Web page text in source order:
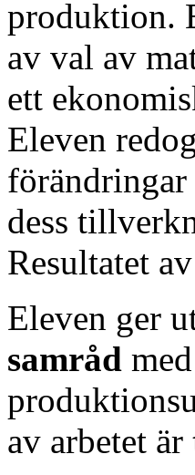
produktion.
av val av
ett
Eleven
dess
Resultatet
Eleven ger
samråd
av arbetet är